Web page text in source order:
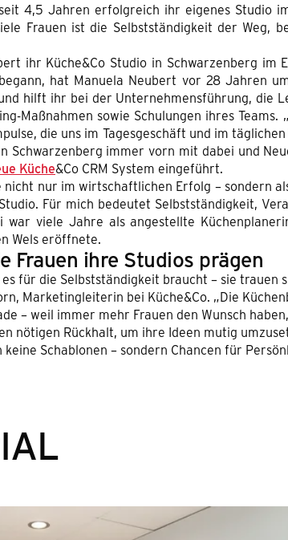
4,5 Jahren erfolgreich ihr eigenes Studio
Frauen ist die Selbstständigkeit der Weg,
ihr Küche&Co Studio in Schwarzenberg im
hat Manuela Neubert vor 28 Jahren
hilft ihr bei der Unternehmensführung, die
Maßnahmen sowie Schulungen ihres
die uns im Tagesgeschäft und im
Schwarzenberg immer vorn mit dabei und
Küche&Co CRM System eingeführt.
nur im wirtschaftlichen Erfolg – sondern
Für mich bedeutet Selbstständigkeit,
war viele Jahre als angestellte
Wels eröffnete.
Frauen ihre Studios prägen
für die Selbstständigkeit braucht – sie
Marketingleiterin bei Küche&Co. „Die
– weil immer mehr Frauen den Wunsch
nötigen Rückhalt, um ihre Ideen mutig
Schablonen – sondern Chancen für